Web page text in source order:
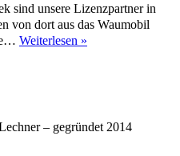
sind unsere Lizenzpartner in
von dort aus das Waumobil
Weiterlesen »
– gegründet 2014